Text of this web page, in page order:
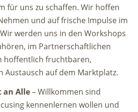
für uns zu schaffen. Wir hoffen
und auf frische Impulse im
werden uns in den Workshops
im Partnerschaftlichen
hoffentlich fruchtbaren,
auf dem Marktplatz.
an Alle– Willkommen sind
kennenlernen wollen und